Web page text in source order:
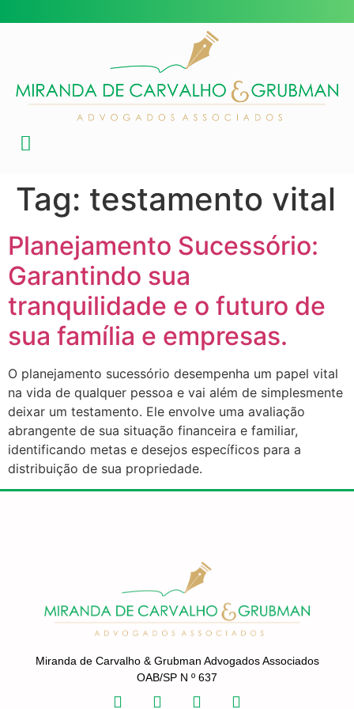
Tag: testamento vital
Planejamento Sucessório:
Garantindo sua
tranquilidade e o futuro de
sua família e empresas.
O planejamento sucessório desempenha um papel vital
na vida de qualquer pessoa e vai além de simplesmente
deixar um testamento. Ele envolve uma avaliação
abrangente de sua situação financeira e familiar,
identificando metas e desejos específicos para a
distribuição de sua propriedade.
Miranda de Carvalho & Grubman Advogados Associados
OAB/SP N º 637